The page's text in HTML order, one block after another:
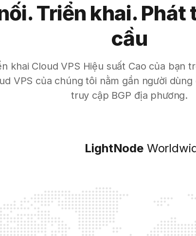
Triển khai. Phát
cầu
khai Cloud VPS Hiệu suất Cao của bạn
VPS của chúng tôi nằm gần người
truy cập BGP địa phương.
LightNode